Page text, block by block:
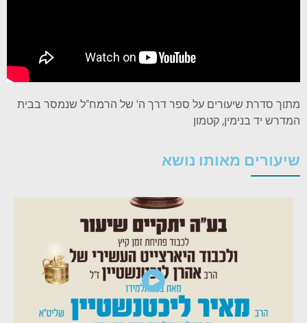
מתוך סדרת שיעורים על ספר דרך ה' של הרמח"ל שנמסר בבית
המדרש יד בנימין, קטמון
שיעורים מאותו נושא